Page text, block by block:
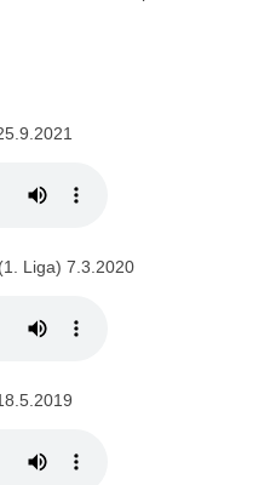
Liga) 7.3.2020